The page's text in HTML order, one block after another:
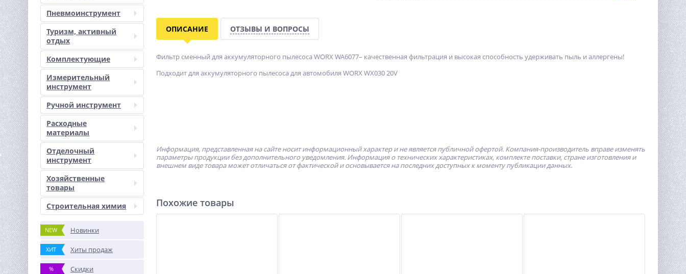
Пневмоинструмент
Туризм, активный
отдых
Комплектующие
Измерительный
инструмент
Ручной инструмент
Расходные
материалы
Отделочный
инструмент
Хозяйственные
товары
Строительная химия
NEW Новинки
ХИТ Хиты продаж
% Скидки
ОПИСАНИЕ ОТЗЫВЫ И ВОПРОСЫ
Фильтр сменный для аккумуляторного пылесоса WORX WA6077– качественная фильтрация и высокая способность удерживать пыль и аллергены!
Подходит для аккумуляторного пылесоса для автомобиля WORX WX030 20V
Информация, представленная на сайте носит информационный характер и не является публичной офертой. Компания-производитель вправе изменять
параметры продукции без дополнительного уведомления. Информация о технических характеристиках, комплекте поставки, стране изготовления и
внешнем виде товара может отличаться от фактической и основывается на последних доступных к моменту публикации данных.
Похожие товары